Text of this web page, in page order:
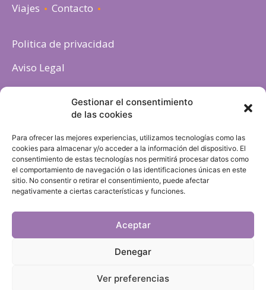
Gestionar el consentimiento
de las cookies
Para ofrecer las mejores experiencias, utilizamos tecnologías como las
cookies para almacenar y/o acceder a la información del dispositivo. El
consentimiento de estas tecnologías nos permitirá procesar datos como
el comportamiento de navegación o las identificaciones únicas en este
sitio. No consentir o retirar el consentimiento, puede afectar
negativamente a ciertas características y funciones.
Aceptar
Denegar
Ver preferencias
Viajes
Contacto
Politica de privacidad
Aviso Legal
Política de cookies